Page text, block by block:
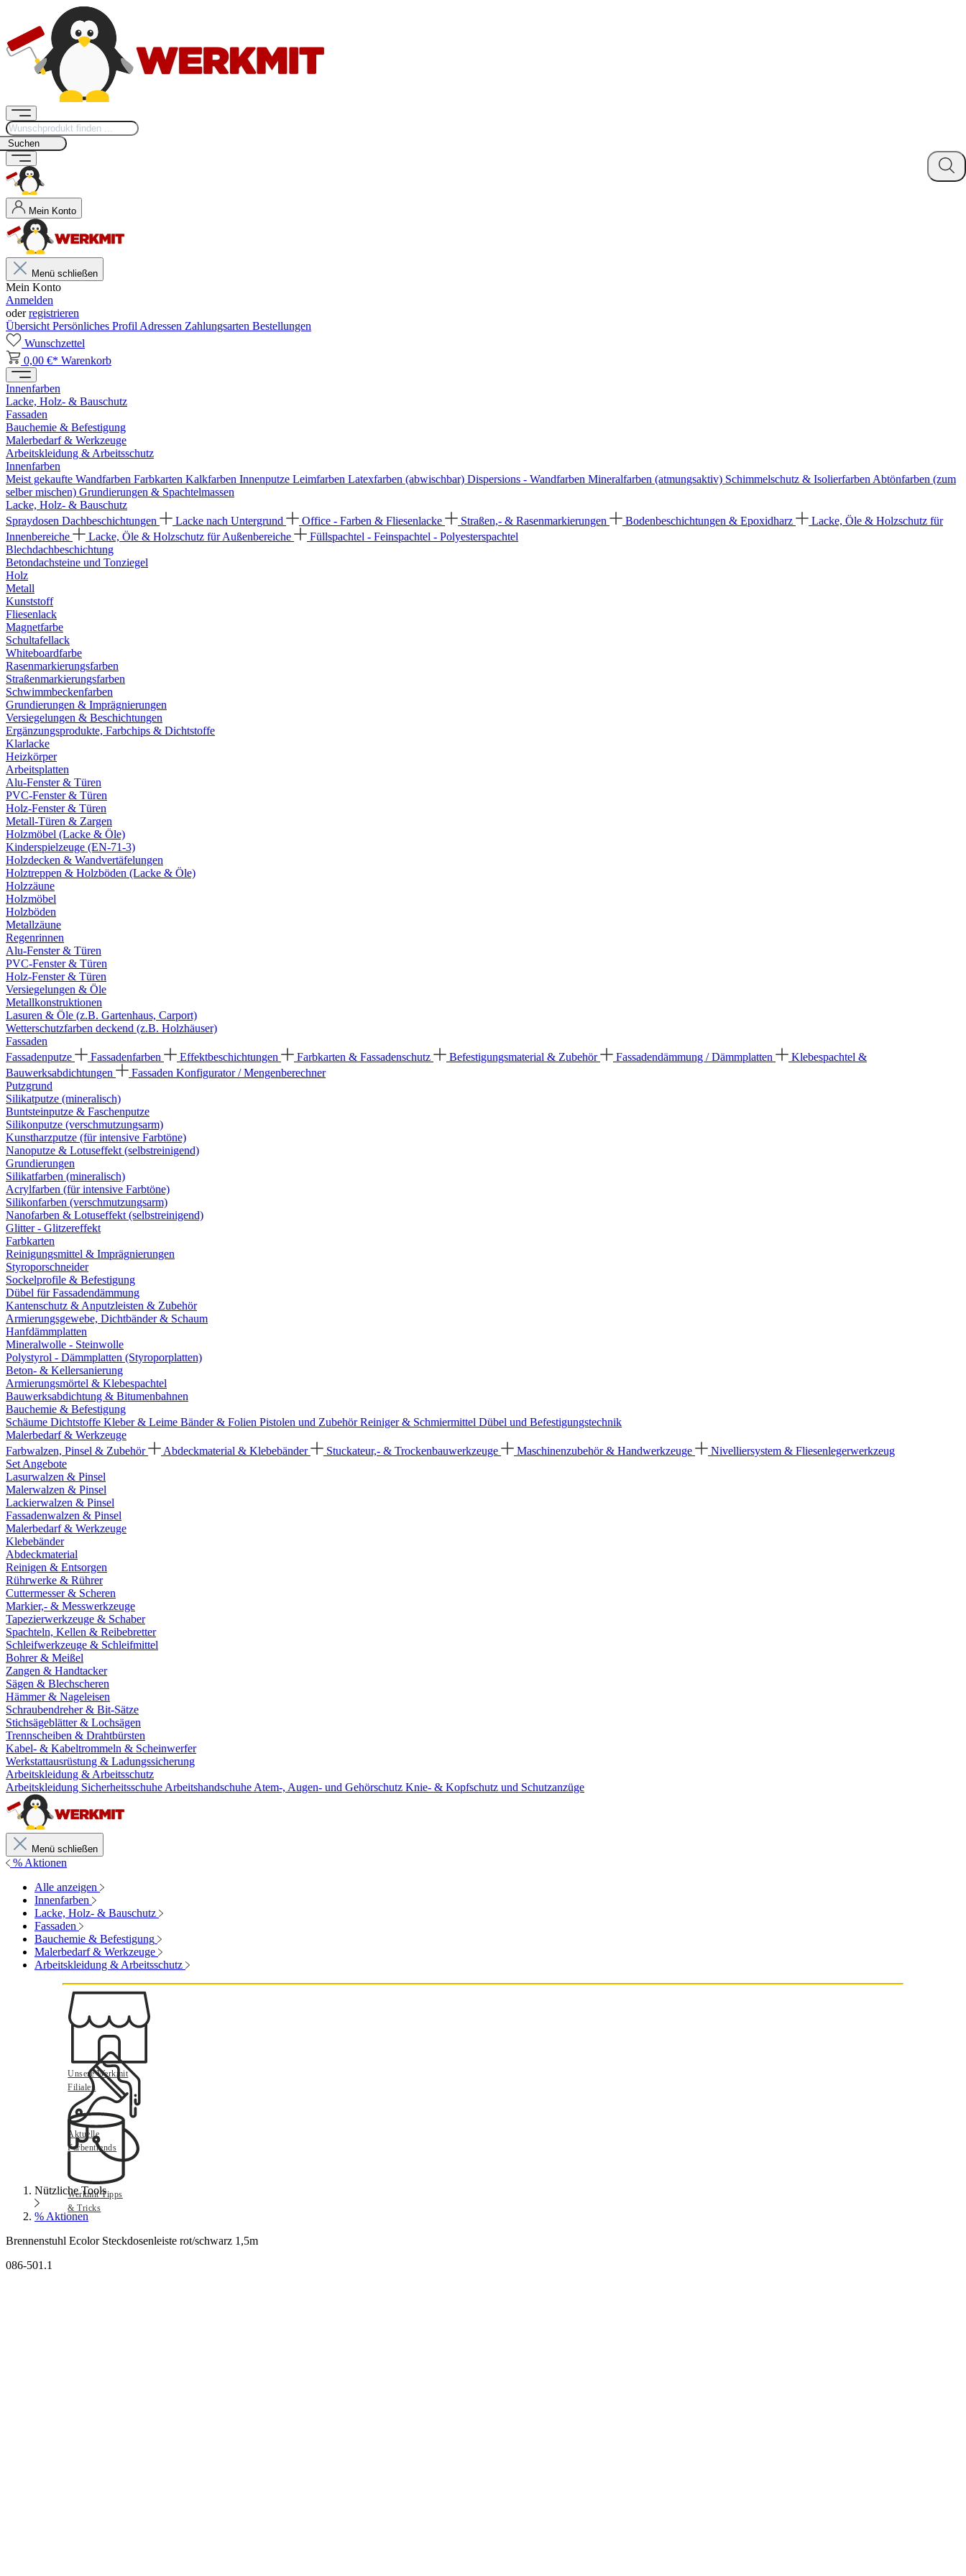
Suchen
Mein Konto
Menü schließen
Mein Konto
Anmelden
oderregistrieren
Übersicht Persönliches Profil Adressen Zahlungsarten Bestellungen
Wunschzettel
0,00 €* Warenkorb
Innenfarben
Lacke, Holz- & Bauschutz
Fassaden
Bauchemie & Befestigung
Malerbedarf & Werkzeuge
Arbeitskleidung & Arbeitsschutz
Innenfarben
Meist gekaufte Wandfarben Farbkarten Kalkfarben Innenputze Leimfarben Latexfarben (abwischbar) Dispersions - Wandfarben Mineralfarben (atmungsaktiv) Schimmelschutz & Isolierfarben Abtönfarben (zum
selber mischen) Grundierungen & Spachtelmassen
Lacke, Holz- & Bauschutz
Spraydosen Dachbeschichtungen Lacke nach Untergrund Office - Farben & Fliesenlacke Straßen,- & Rasenmarkierungen Bodenbeschichtungen & Epoxidharz
Lacke, Öle & Holzschutz für
Innenbereiche
Lacke, Öle & Holzschutz für Außenbereiche
Füllspachtel - Feinspachtel - Polyesterspachtel
Blechdachbeschichtung
Betondachsteine und Tonziegel
Holz
Metall
Kunststoff
Fliesenlack
Magnetfarbe
Schultafellack
Whiteboardfarbe
Rasenmarkierungsfarben
Straßenmarkierungsfarben
Schwimmbeckenfarben
Grundierungen & Imprägnierungen
Versiegelungen & Beschichtungen
Ergänzungsprodukte, Farbchips & Dichtstoffe
Klarlacke
Heizkörper
Arbeitsplatten
Alu-Fenster & Türen
PVC-Fenster & Türen
Holz-Fenster & Türen
Metall-Türen & Zargen
Holzmöbel (Lacke & Öle)
Kinderspielzeuge (EN-71-3)
Holzdecken & Wandvertäfelungen
Holztreppen & Holzböden (Lacke & Öle)
Holzzäune
Holzmöbel
Holzböden
Metallzäune
Regenrinnen
Alu-Fenster & Türen
PVC-Fenster & Türen
Holz-Fenster & Türen
Versiegelungen & Öle
Metallkonstruktionen
Lasuren & Öle (z.B. Gartenhaus, Carport)
Wetterschutzfarben deckend (z.B. Holzhäuser)
Fassaden
Fassadenputze
Fassadenfarben Effektbeschichtungen Farbkarten & Fassadenschutz Befestigungsmaterial & Zubehör Fassadendämmung / Dämmplatten
Klebespachtel &
Bauwerksabdichtungen
Fassaden Konfigurator / Mengenberechner
Putzgrund
Silikatputze (mineralisch)
Buntsteinputze & Faschenputze
Silikonputze (verschmutzungsarm)
Kunstharzputze (für intensive Farbtöne)
Nanoputze & Lotuseffekt (selbstreinigend)
Grundierungen
Silikatfarben (mineralisch)
Acrylfarben (für intensive Farbtöne)
Silikonfarben (verschmutzungsarm)
Nanofarben & Lotuseffekt (selbstreinigend)
Glitter - Glitzereffekt
Farbkarten
Reinigungsmittel & Imprägnierungen
Styroporschneider
Sockelprofile & Befestigung
Dübel für Fassadendämmung
Kantenschutz & Anputzleisten & Zubehör
Armierungsgewebe, Dichtbänder & Schaum
Hanfdämmplatten
Mineralwolle - Steinwolle
Polystyrol - Dämmplatten (Styroporplatten)
Beton- & Kellersanierung
Armierungsmörtel & Klebespachtel
Bauwerksabdichtung & Bitumenbahnen
Bauchemie & Befestigung
Schäume Dichtstoffe Kleber & Leime Bänder & Folien Pistolen und ZubehörReiniger & Schmiermittel Dübel und Befestigungstechnik
Malerbedarf & Werkzeuge
Farbwalzen, Pinsel & Zubehör
Abdeckmaterial & Klebebänder Stuckateur,- & Trockenbauwerkzeuge Maschinenzubehör & Handwerkzeuge
Nivelliersystem & Fliesenlegerwerkzeug
Set Angebote
Lasurwalzen & Pinsel
Malerwalzen & Pinsel
Lackierwalzen & Pinsel
Fassadenwalzen & Pinsel
Malerbedarf & Werkzeuge
Klebebänder
Abdeckmaterial
Reinigen & Entsorgen
Rührwerke & Rührer
Cuttermesser & Scheren
Markier,- & Messwerkzeuge
Tapezierwerkzeuge & Schaber
Spachteln, Kellen & Reibebretter
Schleifwerkzeuge & Schleifmittel
Bohrer & Meißel
Zangen & Handtacker
Sägen & Blechscheren
Hämmer & Nageleisen
Schraubendreher & Bit-Sätze
Stichsägeblätter & Lochsägen
Trennscheiben & Drahtbürsten
Kabel- & Kabeltrommeln & Scheinwerfer
Werkstattausrüstung & Ladungssicherung
Arbeitskleidung & Arbeitsschutz
Arbeitskleidung Sicherheitsschuhe Arbeitshandschuhe Atem-, Augen- und Gehörschutz Knie- & Kopfschutz und Schutzanzüge
Menü schließen
% Aktionen
Alle anzeigen
Innenfarben
Lacke, Holz- & Bauschutz
Fassaden
Bauchemie & Befestigung
Malerbedarf & Werkzeuge
Arbeitskleidung & Arbeitsschutz
Unsere Werkmit
Filialen
Aktuelle
Farbentrends
Werkmit Tipps
& Tricks
Nützliche Tools
% Aktionen
Brennenstuhl Ecolor Steckdosenleiste rot/schwarz 1,5m
086-501.1